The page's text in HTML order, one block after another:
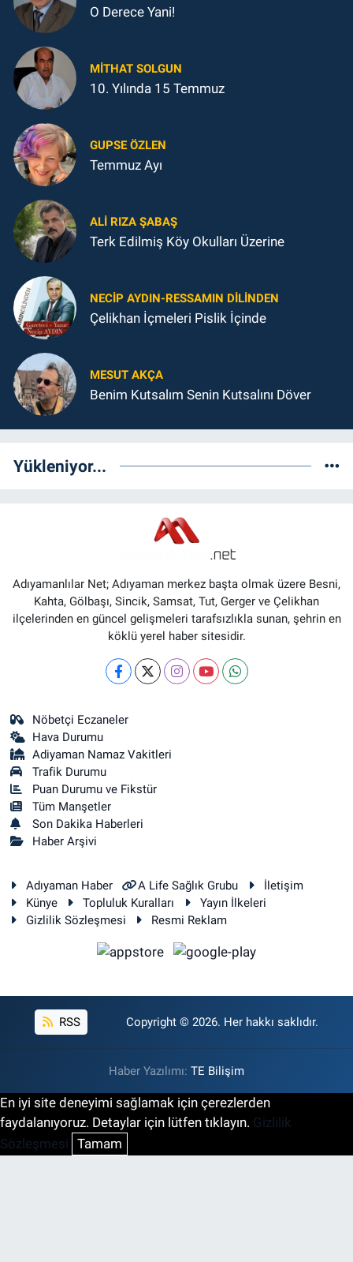
O Derece Yani!
MITHAT SOLGUN
10. Yılında 15 Temmuz
GUPSE ÖZLEN
Temmuz Ayı
ALI RIZA ŞABAŞ
Terk Edilmiş Köy Okulları Üzerine
NECIP AYDIN-RESSAMIN DILINDEN
Çelikhan İçmeleri Pislik İçinde
MESUT AKÇA
Benim Kutsalım Senin Kutsalını Döver
Yükleniyor...
Adıyamanlılar Net; Adıyaman merkez başta olmak üzere Besni,
Kahta, Gölbaşı, Sincik, Samsat, Tut, Gerger ve Çelikhan
ilçelerinden en güncel gelişmeleri tarafsızlıkla sunan, şehrin en
köklü yerel haber sitesidir.
Nöbetçi Eczaneler
Hava Durumu
Adiyaman Namaz Vakitleri
Trafik Durumu
Puan Durumu ve Fikstür
Tüm Manşetler
Son Dakika Haberleri
Haber Arşivi
Adıyaman Haber A Life Sağlık Grubu
İletişim
Künye
Topluluk Kuralları
Yayın İlkeleri
Gizlilik Sözleşmesi
Resmi Reklam
RSS Copyright © 2026. Her hakkı saklıdır.
Haber Yazılımı: TE Bilişim
En iyi site deneyimi sağlamak için çerezlerden
faydalanıyoruz. Detaylar için lütfen tıklayın. Gizlilik
Sözleşmesi Tamam